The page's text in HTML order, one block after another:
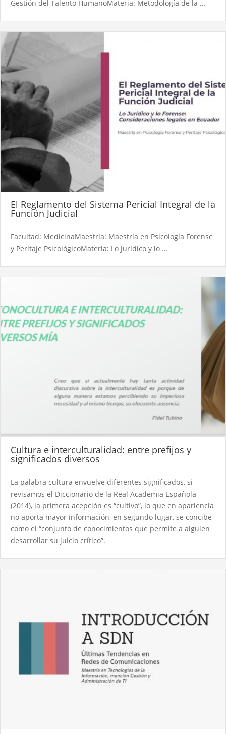
Gestión del Talento HumanoMateria: Metodología de la ...
El Reglamento del Sistema Pericial Integral de la
Función Judicial
Facultad: MedicinaMaestría: Maestría en Psicología Forense
y Peritaje PsicológicoMateria: Lo Jurídico y lo ...
Cultura e interculturalidad: entre prefijos y
significados diversos
La palabra cultura envuelve diferentes significados, si
revisamos el Diccionario de la Real Academia Española
(2014), la primera acepción es “cultivo”, lo que en apariencia
no aporta mayor información, en segundo lugar, se concibe
como el “conjunto de conocimientos que permite a alguien
desarrollar su juicio crítico”.